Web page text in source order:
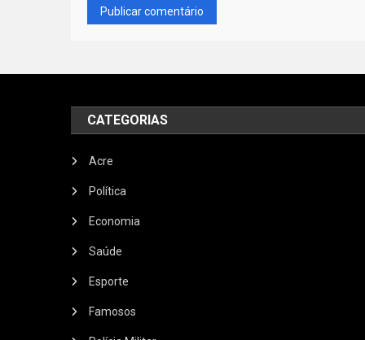
CATEGORIAS
Acre
Política
Economia
Saúde
Esporte
Famosos